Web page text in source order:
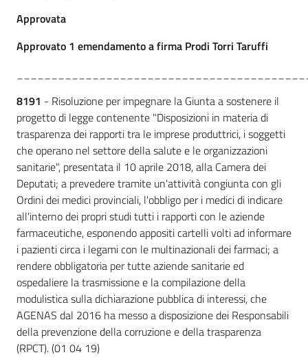
Approvata
Approvato 1 emendamento a firma Prodi Torri Taruffi
8191 - Risoluzione per impegnare la Giunta a sostenere il
progetto di legge contenente "Disposizioni in materia di
trasparenza dei rapporti tra le imprese produttrici, i soggetti
che operano nel settore della salute e le organizzazioni
sanitarie", presentata il 10 aprile 2018, alla Camera dei
Deputati; a prevedere tramite un'attività congiunta con gli
Ordini dei medici provinciali, l'obbligo per i medici di indicare
all'interno dei propri studi tutti i rapporti con le aziende
farmaceutiche, esponendo appositi cartelli volti ad informare
i pazienti circa i legami con le multinazionali dei farmaci; a
rendere obbligatoria per tutte aziende sanitarie ed
ospedaliere la trasmissione e la compilazione della
modulistica sulla dichiarazione pubblica di interessi, che
AGENAS dal 2016 ha messo a disposizione dei Responsabili
della prevenzione della corruzione e della trasparenza
(RPCT). (01 04 19)